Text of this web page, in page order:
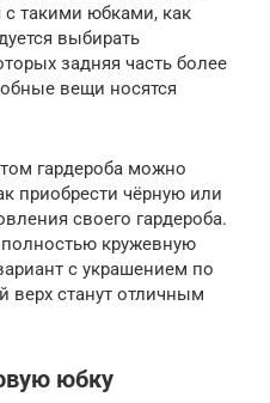
с такими юбками, как
выбирать
задняя часть более
вещи носятся
гардероба можно
приобрести чёрную или
своего гардероба.
кружевную
с украшением по
верх станут отличным
юбку